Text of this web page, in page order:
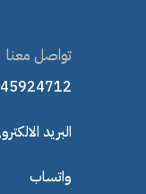
تواصل معنا
البريد
واتساب